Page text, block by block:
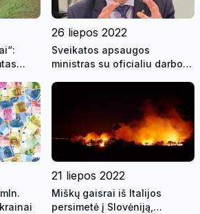
į
26 liepos 2022
Sveikatos apsaugos
ministras su oficialiu darbo
21 liepos 2022
Miškų gaisrai iš Italijos
persimetė į Slovėniją,